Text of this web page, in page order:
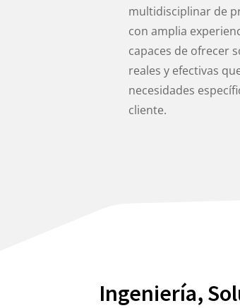
multidisciplinar de
con amplia
capaces de ofrecer
reales y efectivas
necesidades
cliente.
Ingeniería,